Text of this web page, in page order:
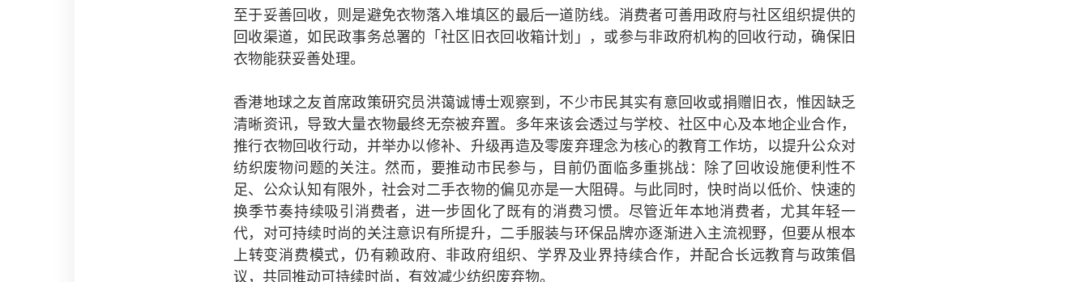
至于妥善回收，则是避免衣物落入堆填区的最后一道防线。消费者可善用政府与社区组织提供的
回收渠道，如民政事务总署的「社区旧衣回收箱计划」，或参与非政府机构的回收行动，确保旧
衣物能获妥善处理。
香港地球之友首席政策研究员洪蔼诚博士观察到，不少市民其实有意回收或捐赠旧衣，惟因缺乏
清晰资讯，导致大量衣物最终无奈被弃置。多年来该会透过与学校、社区中心及本地企业合作，
推行衣物回收行动，并举办以修补、升级再造及零废弃理念为核心的教育工作坊，以提升公众对
纺织废物问题的关注。然而，要推动市民参与，目前仍面临多重挑战：除了回收设施便利性不
足、公众认知有限外，社会对二手衣物的偏见亦是一大阻碍。与此同时，快时尚以低价、快速的
换季节奏持续吸引消费者，进一步固化了既有的消费习惯。尽管近年本地消费者，尤其年轻一
代，对可持续时尚的关注意识有所提升，二手服装与环保品牌亦逐渐进入主流视野，但要从根本
上转变消费模式，仍有赖政府、非政府组织、学界及业界持续合作，并配合长远教育与政策倡
议，共同推动可持续时尚，有效减少纺织废弃物。